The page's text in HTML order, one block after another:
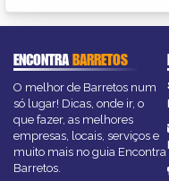
ENCONTRABARRETOS
O melhor de Barretos num
só lugar! Dicas, onde ir, o
que fazer, as melhores
empresas, locais, serviços e
muito mais no guia Encontra
Barretos.